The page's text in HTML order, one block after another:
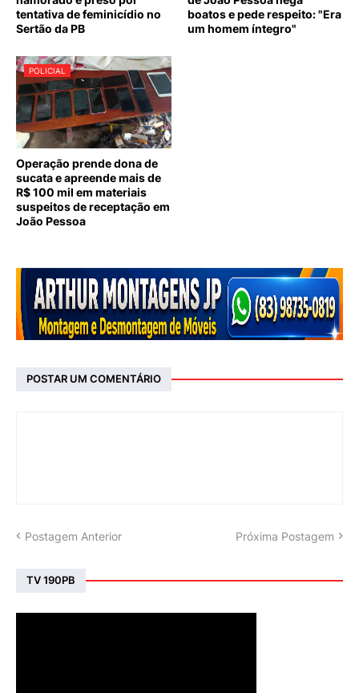
tentativa de feminicídio no
Sertão da PB
boatos e pede respeito: "Era
um homem íntegro"
POLICIAL
Operação prende dona de
sucata e apreende mais de
R$ 100 mil em materiais
suspeitos de receptação em
João Pessoa
POSTAR UM COMENTÁRIO
Postagem Anterior Próxima Postagem
TV 190PB